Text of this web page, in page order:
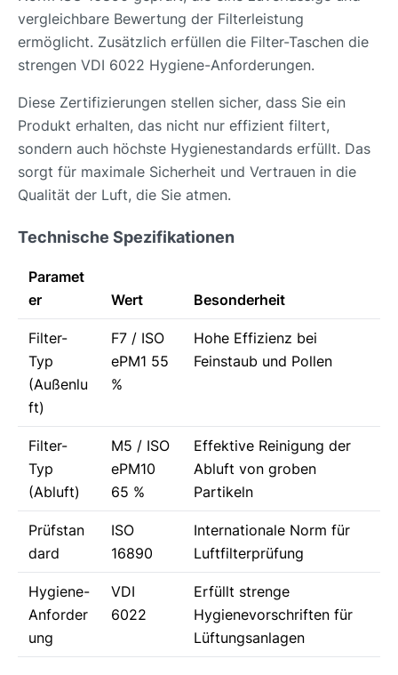
vergleichbare Bewertung der Filterleistung
ermöglicht. Zusätzlich erfüllen die Filter-Taschen die
strengen VDI 6022 Hygiene-Anforderungen.
Diese Zertifizierungen stellen sicher, dass Sie ein
Produkt erhalten, das nicht nur effizient filtert,
sondern auch höchste Hygienestandards erfüllt. Das
sorgt für maximale Sicherheit und Vertrauen in die
Qualität der Luft, die Sie atmen.
Technische Spezifikationen
Paramet
er
Wert Besonderheit
Filter-
Typ
(Außenlu
ft)
F7 / ISO
ePM1 55
%
Hohe Effizienz bei
Feinstaub und Pollen
Filter-
Typ
(Abluft)
M5 / ISO
ePM10
65 %
Effektive Reinigung der
Abluft von groben
Partikeln
Prüfstan
dard
ISO
16890
Internationale Norm für
Luftfilterprüfung
Hygiene-
Anforder
ung
VDI
6022
Erfüllt strenge
Hygienevorschriften für
Lüftungsanlagen